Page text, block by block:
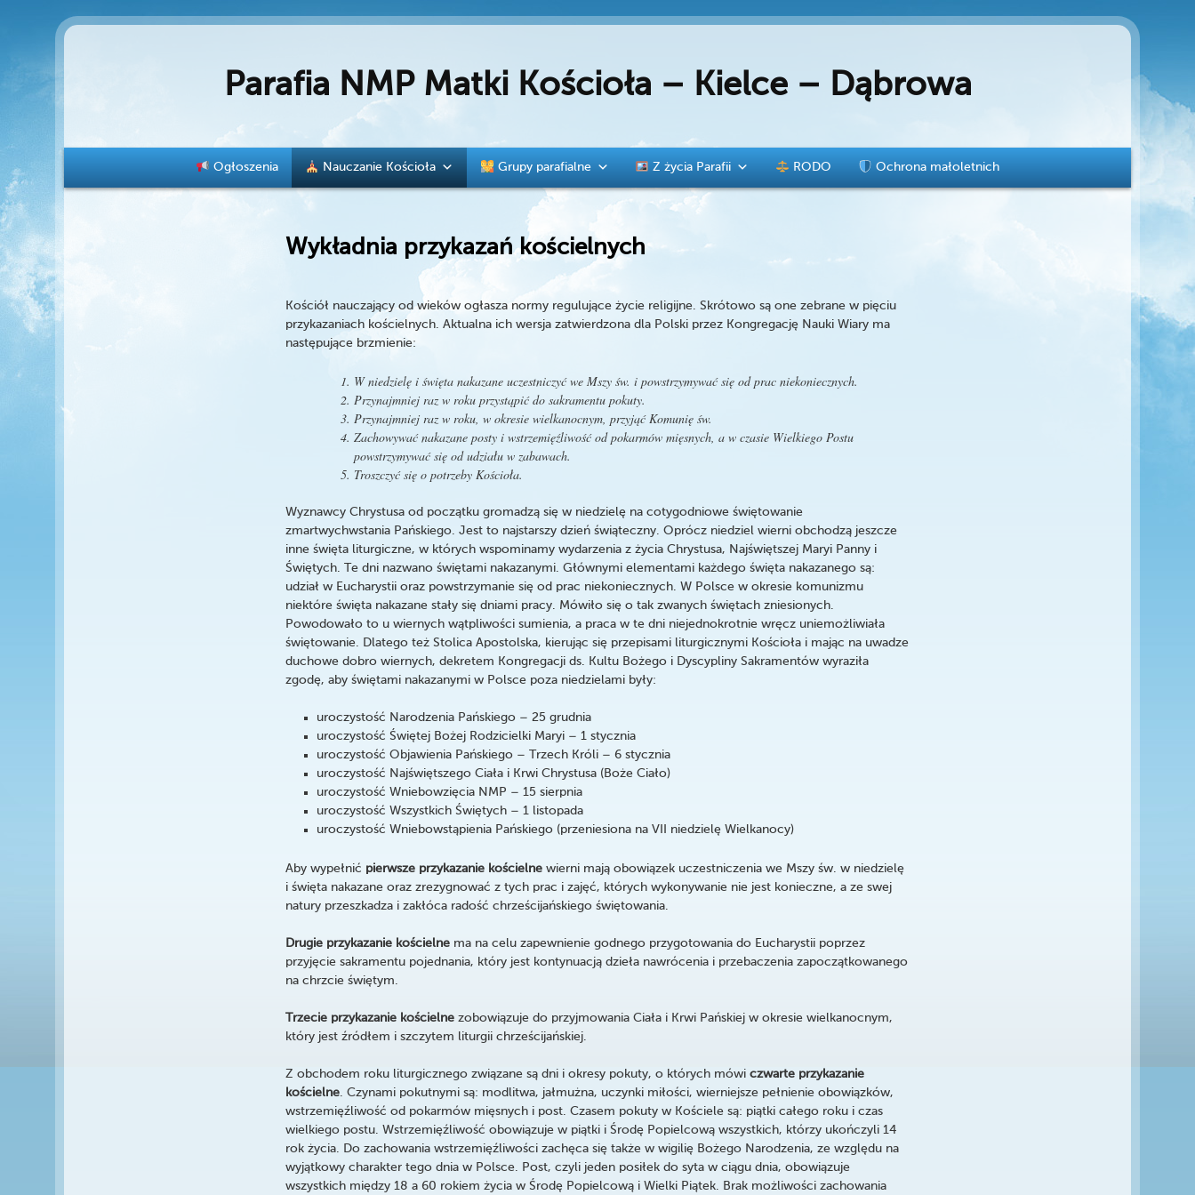
Parafia NMP Matki Kościoła – Kielce – Dąbrowa
Przeskocz do tekstu
Przeskocz do widgetów
Ogłoszenia Nauczanie Kościoła Grupy parafialne Z życia Parafii RODO Ochrona małoletnich
Wykładnia przykazań kościelnych
Kościół nauczający od wieków ogłasza normy regulujące życie religijne. Skrótowo są one zebrane w pięciu
przykazaniach kościelnych. Aktualna ich wersja zatwierdzona dla Polski przez Kongregację Nauki Wiary ma
następujące brzmienie:
W niedzielę i święta nakazane uczestniczyć we Mszy św. i powstrzymywać się od prac niekoniecznych.
Przynajmniej raz w roku przystąpić do sakramentu pokuty.
Przynajmniej raz w roku, w okresie wielkanocnym, przyjąć Komunię św.
Zachowywać nakazane posty i wstrzemięźliwość od pokarmów mięsnych, a w czasie Wielkiego Postu
powstrzymywać się od udziału w zabawach.
Troszczyć się o potrzeby Kościoła.
Wyznawcy Chrystusa od początku gromadzą się w niedzielę na cotygodniowe świętowanie
zmartwychwstania Pańskiego. Jest to najstarszy dzień świąteczny. Oprócz niedziel wierni obchodzą jeszcze
inne święta liturgiczne, w których wspominamy wydarzenia z życia Chrystusa, Najświętszej Maryi Panny i
Świętych. Te dni nazwano świętami nakazanymi. Głównymi elementami każdego święta nakazanego są:
udział w Eucharystii oraz powstrzymanie się od prac niekoniecznych. W Polsce w okresie komunizmu
niektóre święta nakazane stały się dniami pracy. Mówiło się o tak zwanych świętach zniesionych.
Powodowało to u wiernych wątpliwości sumienia, a praca w te dni niejednokrotnie wręcz uniemożliwiała
świętowanie. Dlatego też Stolica Apostolska, kierując się przepisami liturgicznymi Kościoła i mając na uwadze
duchowe dobro wiernych, dekretem Kongregacji ds. Kultu Bożego i Dyscypliny Sakramentów wyraziła
zgodę, aby świętami nakazanymi w Polsce poza niedzielami były:
uroczystość Narodzenia Pańskiego – 25 grudnia
uroczystość Świętej Bożej Rodzicielki Maryi – 1 stycznia
uroczystość Objawienia Pańskiego – Trzech Króli – 6 stycznia
uroczystość Najświętszego Ciała i Krwi Chrystusa (Boże Ciało)
uroczystość Wniebowzięcia NMP – 15 sierpnia
uroczystość Wszystkich Świętych – 1 listopada
uroczystość Wniebowstąpienia Pańskiego (przeniesiona na VII niedzielę Wielkanocy)
Aby wypełnić pierwsze przykazanie kościelne wierni mają obowiązek uczestniczenia we Mszy św. w niedzielę
i święta nakazane oraz zrezygnować z tych prac i zajęć, których wykonywanie nie jest konieczne, a ze swej
natury przeszkadza i zakłóca radość chrześcijańskiego świętowania.
Drugie przykazanie kościelne ma na celu zapewnienie godnego przygotowania do Eucharystii poprzez
przyjęcie sakramentu pojednania, który jest kontynuacją dzieła nawrócenia i przebaczenia zapoczątkowanego
na chrzcie świętym.
Trzecie przykazanie kościelne zobowiązuje do przyjmowania Ciała i Krwi Pańskiej w okresie wielkanocnym,
który jest źródłem i szczytem liturgii chrześcijańskiej.
Z obchodem roku liturgicznego związane są dni i okresy pokuty, o których mówiczwarte przykazanie
kościelne. Czynami pokutnymi są: modlitwa, jałmużna, uczynki miłości, wierniejsze pełnienie obowiązków,
wstrzemięźliwość od pokarmów mięsnych i post. Czasem pokuty w Kościele są: piątki całego roku i czas
wielkiego postu. Wstrzemięźliwość obowiązuje w piątki i Środę Popielcową wszystkich, którzy ukończyli 14
rok życia. Do zachowania wstrzemięźliwości zachęca się także w wigilię Bożego Narodzenia, ze względu na
wyjątkowy charakter tego dnia w Polsce. Post, czyli jeden posiłek do syta w ciągu dnia, obowiązuje
wszystkich między 18 a 60 rokiem życia w Środę Popielcową i Wielki Piątek. Brak możliwości zachowania